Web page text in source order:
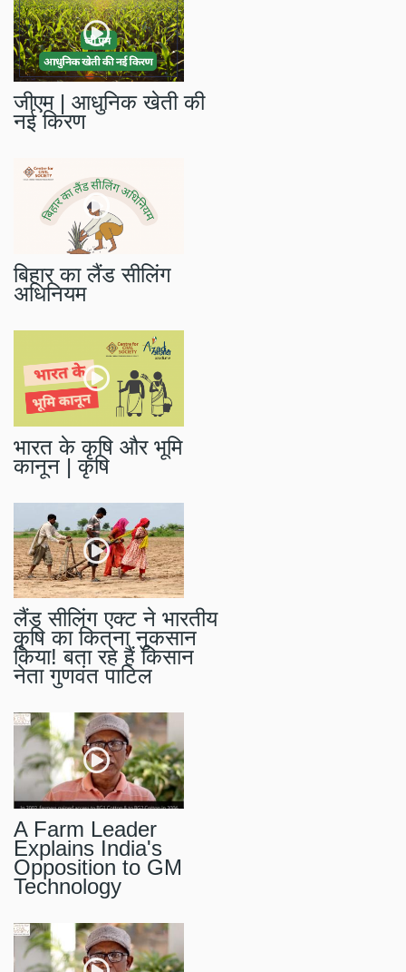
जीएम | आधुनिक खेती की
नई किरण
बिहार का लैंड सीलिंग
अधिनियम
भारत के कृषि और भूमि
कानून | कृषि
लैंड सीलिंग एक्ट ने भारतीय
कृषि का कितना नुकसान
किया! बता रहे हैं किसान
नेता गुणवंत पाटिल
A Farm Leader
Explains India's
Opposition to GM
Technology